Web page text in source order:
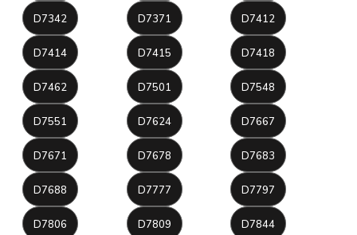
D7342 D7371 D7412
D7414 D7415 D7418
D7462 D7501 D7548
D7551 D7624 D7667
D7671 D7678 D7683
D7688 D7777 D7797
D7806 D7809 D7844